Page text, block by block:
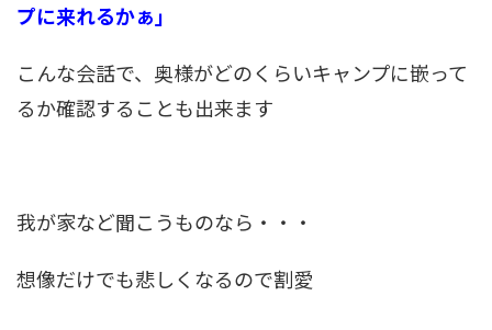
プに来れるかぁ」
こんな会話で、奥様がどのくらいキャンプに嵌って
るか確認することも出来ます
我が家など聞こうものなら・・・
想像だけでも悲しくなるので割愛